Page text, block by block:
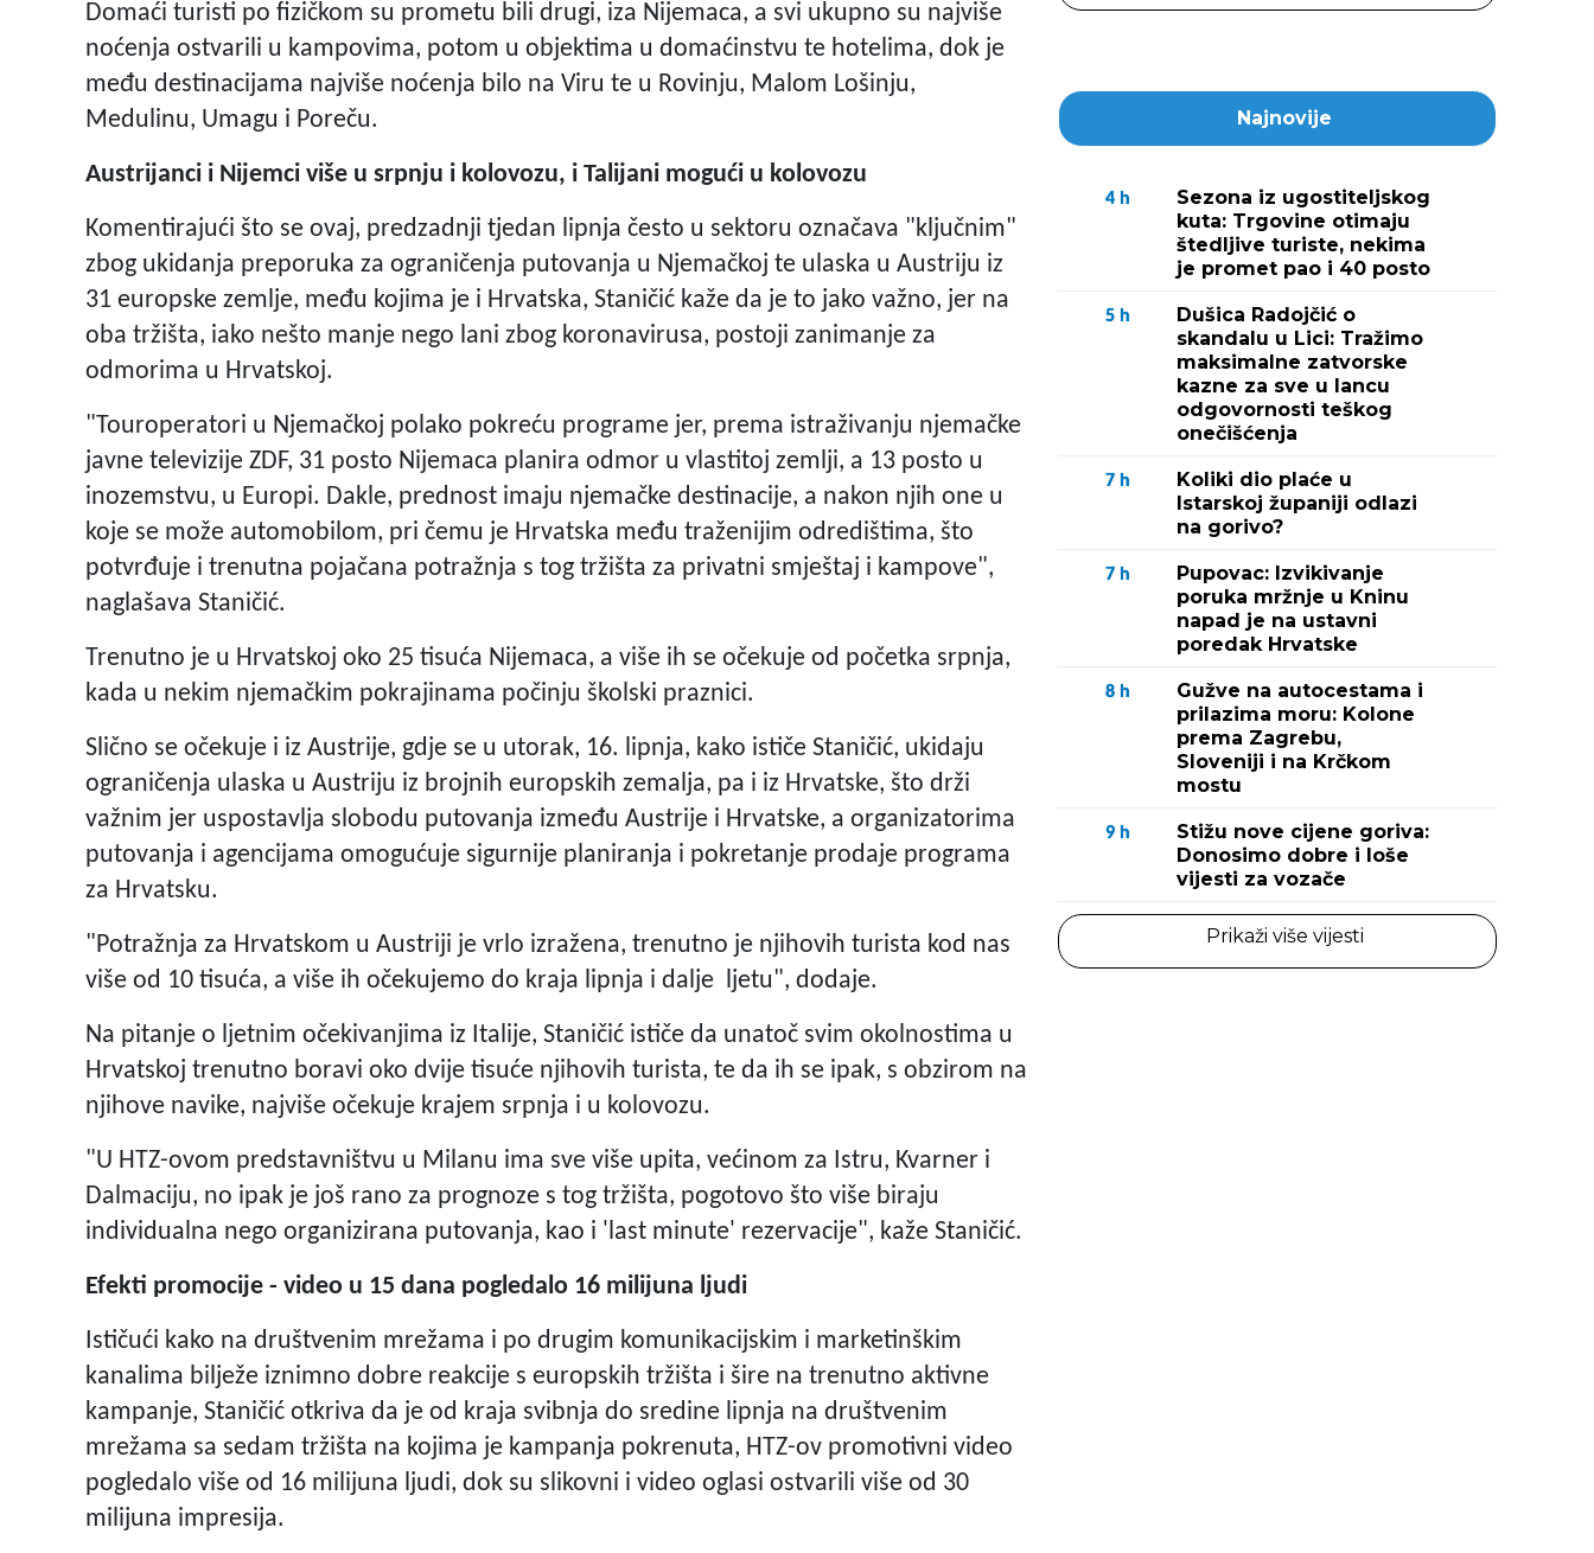
Domaći turisti po fizičkom su prometu bili drugi, iza Nijemaca, a svi ukupno su najviše
noćenja ostvarili u kampovima, potom u objektima u domaćinstvu te hotelima, dok je
među destinacijama najviše noćenja bilo na Viru te u Rovinju, Malom Lošinju,
Medulinu, Umagu i Poreču.
Austrijanci i Nijemci više u srpnju i kolovozu, i Talijani mogući u kolovozu
Komentirajući što se ovaj, predzadnji tjedan lipnja često u sektoru označava "ključnim"
zbog ukidanja preporuka za ograničenja putovanja u Njemačkoj te ulaska u Austriju iz
31 europske zemlje, među kojima je i Hrvatska, Staničić kaže da je to jako važno, jer na
oba tržišta, iako nešto manje nego lani zbog koronavirusa, postoji zanimanje za
odmorima u Hrvatskoj.
"Touroperatori u Njemačkoj polako pokreću programe jer, prema istraživanju njemačke
javne televizije ZDF, 31 posto Nijemaca planira odmor u vlastitoj zemlji, a 13 posto u
inozemstvu, u Europi. Dakle, prednost imaju njemačke destinacije, a nakon njih one u
koje se može automobilom, pri čemu je Hrvatska među traženijim odredištima, što
potvrđuje i trenutna pojačana potražnja s tog tržišta za privatni smještaj i kampove",
naglašava Staničić.
Trenutno je u Hrvatskoj oko 25 tisuća Nijemaca, a više ih se očekuje od početka srpnja,
kada u nekim njemačkim pokrajinama počinju školski praznici.
Slično se očekuje i iz Austrije, gdje se u utorak, 16. lipnja, kako ističe Staničić, ukidaju
ograničenja ulaska u Austriju iz brojnih europskih zemalja, pa i iz Hrvatske, što drži
važnim jer uspostavlja slobodu putovanja između Austrije i Hrvatske, a organizatorima
putovanja i agencijama omogućuje sigurnije planiranja i pokretanje prodaje programa
za Hrvatsku.
"Potražnja za Hrvatskom u Austriji je vrlo izražena, trenutno je njihovih turista kod nas
više od 10 tisuća, a više ih očekujemo do kraja lipnja i dalje ljetu", dodaje.
Na pitanje o ljetnim očekivanjima iz Italije, Staničić ističe da unatoč svim okolnostima u
Hrvatskoj trenutno boravi oko dvije tisuće njihovih turista, te da ih se ipak, s obzirom na
njihove navike, najviše očekuje krajem srpnja i u kolovozu.
"U HTZ-ovom predstavništvu u Milanu ima sve više upita, većinom za Istru, Kvarner i
Dalmaciju, no ipak je još rano za prognoze s tog tržišta, pogotovo što više biraju
individualna nego organizirana putovanja, kao i 'last minute' rezervacije", kaže Staničić.
Efekti promocije - video u 15 dana pogledalo 16 milijuna ljudi
Ističući kako na društvenim mrežama i po drugim komunikacijskim i marketinškim
kanalima bilježe iznimno dobre reakcije s europskih tržišta i šire na trenutno aktivne
kampanje, Staničić otkriva da je od kraja svibnja do sredine lipnja na društvenim
mrežama sa sedam tržišta na kojima je kampanja pokrenuta, HTZ-ov promotivni video
pogledalo više od 16 milijuna ljudi, dok su slikovni i video oglasi ostvarili više od 30
milijuna impresija.
Najnovije
4 h
Sezona iz ugostiteljskog
kuta: Trgovine otimaju
štedljive turiste, nekima
je promet pao i 40 posto
5 h
Dušica Radojčić o
skandalu u Lici: Tražimo
maksimalne zatvorske
kazne za sve u lancu
odgovornosti teškog
onečišćenja
7 h
Koliki dio plaće u
Istarskoj županiji odlazi
na gorivo?
7 h
Pupovac: Izvikivanje
poruka mržnje u Kninu
napad je na ustavni
poredak Hrvatske
8 h
Gužve na autocestama i
prilazima moru: Kolone
prema Zagrebu,
Sloveniji i na Krčkom
mostu
9 h
Stižu nove cijene goriva:
Donosimo dobre i loše
vijesti za vozače
Prikaži više vijesti